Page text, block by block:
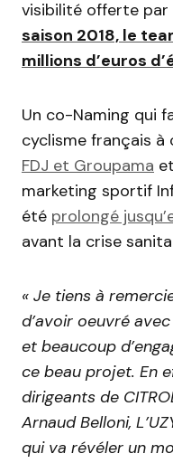
visibilité offerte par
saison 2018, le
millions d’euros
Un co-Naming qui
cyclisme français à
FDJ et Groupama
marketing sportif
été prolongé
avant la crise
« Je tiens à
d’avoir oeuvré
et beaucoup
ce beau projet. En
dirigeants de
Arnaud Belloni,
qui va révéler un